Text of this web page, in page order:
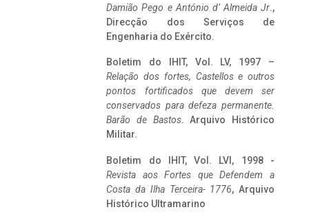
Damião Pego e António d’ Almeida Jr.,
Direcção dos Serviços de
Engenharia do Exército.
Boletim do IHIT, Vol. LV, 1997 –
Relação dos fortes, Castellos e outros
pontos fortificados que devem ser
conservados para defeza permanente.
Barão de Bastos. Arquivo Histórico
Militar.
Boletim do IHIT, Vol. LVI, 1998 -
Revista aos Fortes que Defendem a
Costa da Ilha Terceira- 1776, Arquivo
Histórico Ultramarino